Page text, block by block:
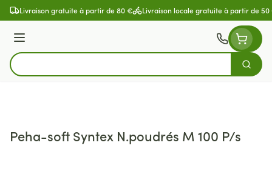
Aller au contenu
Livraison gratuite à partir de 80 € Livraison locale gratuite à partir de
Menu
Rechercher
Peha-soft Syntex N.poudrés M 100 P/s